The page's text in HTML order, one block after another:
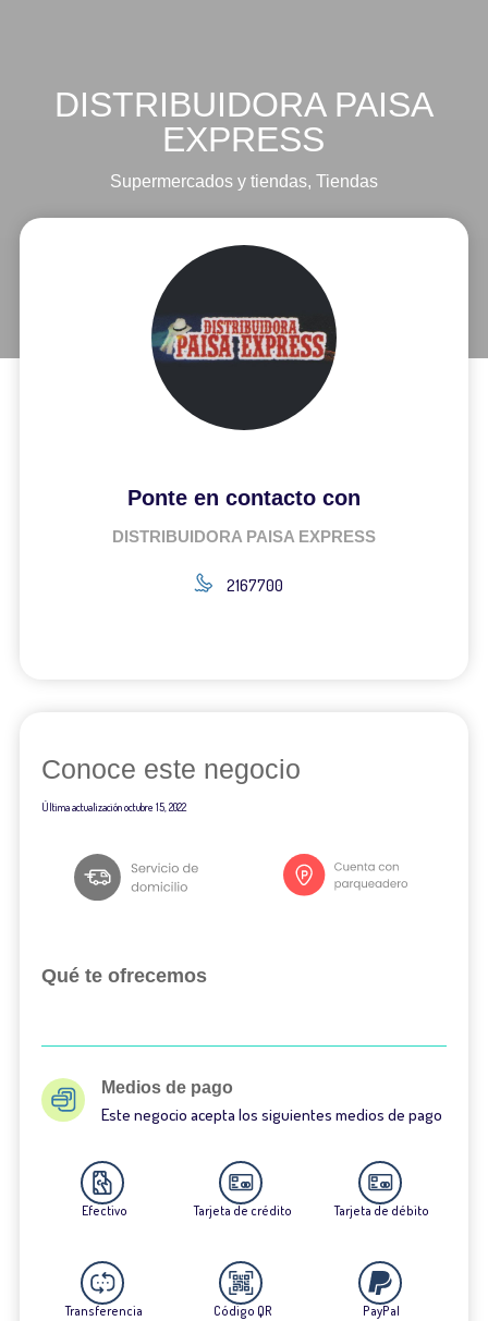
DISTRIBUIDORA PAISA
EXPRESS
Supermercados y tiendas, Tiendas
Ponte en contacto con
DISTRIBUIDORA PAISA EXPRESS
2167700
Conoce este negocio
Última actualizaciónoctubre 15, 2022
Qué te ofrecemos
Medios de pago
Este negocio acepta los siguientes medios de pago
Efectivo Tarjeta de crédito Tarjeta de débito
Transferencia Código QR PayPal